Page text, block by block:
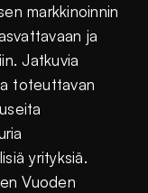
markkinoinnin
ja
Jatkuvia
toteuttavan
yrityksiä.
Vuoden